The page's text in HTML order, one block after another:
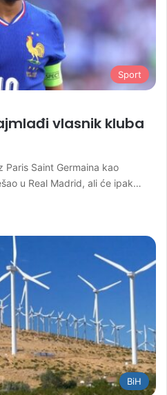
Sport
vlasnik kluba
Paris Saint Germaina kao
u Real Madrid, ali će ipak…
BiH